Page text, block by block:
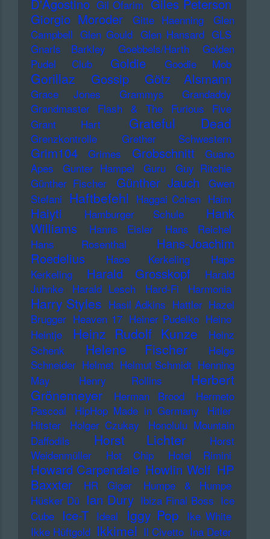
D'Agostino Gil Ofarim Giles Peterson
Giorgio Moroder
Gitte Haenning
Glen
Campbell Glen Gould Glen Hansard GLS
Gnarls Barkley
Goebbels/Harth
Golden
Pudel Club
Goldie Goodie Mob
Gorillaz Gossip Götz Alsmann
Grace Jones Grammys
Grandaddy
Grandmaster Flash & The Furious Five
Grant Hart
Grateful Dead
Grenzkontrolle Grether Schwestern
Grim104 Grimes Grobschnitt
Guano
Apes
Gunter Hampel Guru
Guy Ritchie
Günther Fischer
Günther Jauch
Gwen
Stefani Haftbefehl Haggai Cohen Haim
Haiyti Hamburger Schule
Hank
Williams
Hanns Eisler
Hans Reichel
Hans Rosenthal
Hans-Joachim
Roedelius
Haoe Kerkeling
Hape
Kerkeling
Harald Grosskopf
Harald
Juhnke
Harald Lesch Hard-Fi Harmonia
Harry Styles Hasil Adkins Hattler Hazel
Brugger Heaven 17 Heiner Pudelko Heino
Heintje
Heinz Rudolf Kunze
Heinz
Schenk
Helene Fischer
Helge
Schneider Helmet Helmut Schmidt Henning
May
Henry Rollins
Herbert
Grönemeyer
Herman Brood
Hermeto
Pascoal
HipHop Made in Germany
Hitler
Hitster
Holger Czukay
Honolulu Mountain
Daffodils
Horst Lichter
Horst
Weidenmüller
Hot Chip Hotel Rimini
Howard Carpendale Howlin Wolf HP
Baxxter
HR Giger
Humpe & Humpe
Hüsker Dü Ian Dury Ibiza Final Boss Ice
Cube
Ice-T Ideal Iggy Pop Ike White
Ikke Hüftgold Ikkimel Il Civetto Ina Deter